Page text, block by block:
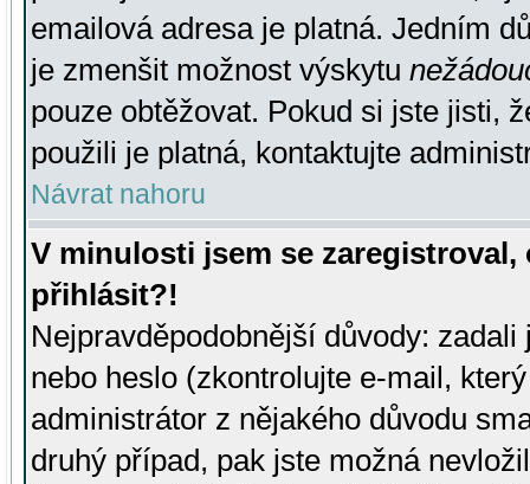
emailová adresa je platná. Jedním
je zmenšit možnost výskytu
pouze obtěžovat. Pokud si jste jisti,
použili je platná, kontaktujte
Návrat nahoru
V minulosti jsem se
přihlásit?!
Nejpravděpodobnější důvody:
nebo heslo (zkontrolujte e-mail,
administrátor z nějakého důvodu
druhý případ, pak jste možná